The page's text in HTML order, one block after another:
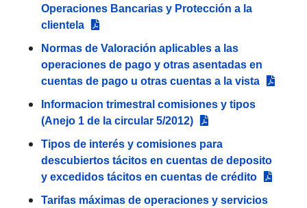
Operaciones Bancarias y Protección a la
clientela
Normas de Valoración aplicables a las
operaciones de pago y otras asentadas en
cuentas de pago u otras cuentas a la vista
Informacion trimestral comisiones y tipos
(Anejo 1 de la circular 5/2012)
Tipos de interés y comisiones para
descubiertos tácitos en cuentas de deposito
y excedidos tácitos en cuentas de crédito
Tarifas máximas de operaciones y servicios